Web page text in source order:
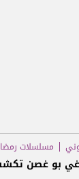
مسلسلات
بو غصن